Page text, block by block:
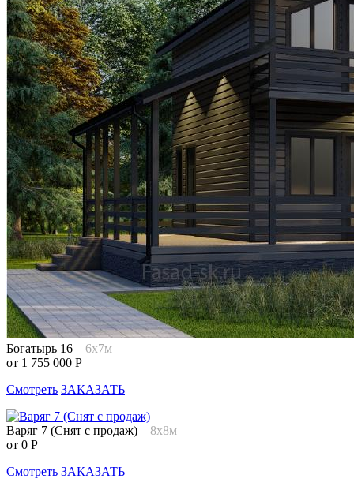
Богатырь 16 6х7м
от 1 755 000 Р
Смотреть ЗАКАЗАТЬ
Варяг 7 (Снят с продаж) 8х8м
от 0 Р
Смотреть ЗАКАЗАТЬ